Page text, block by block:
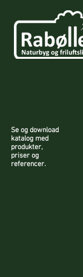
Se og download
katalog med
produkter,
priser og
referencer.